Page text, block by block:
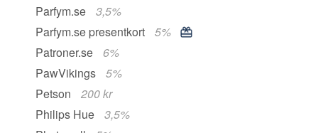
Parfym.se
3,5%
Parfym.se presentkort
5%
Patroner.se
6%
PawVikings
5%
Petson
200 kr
Philips Hue
3,5%